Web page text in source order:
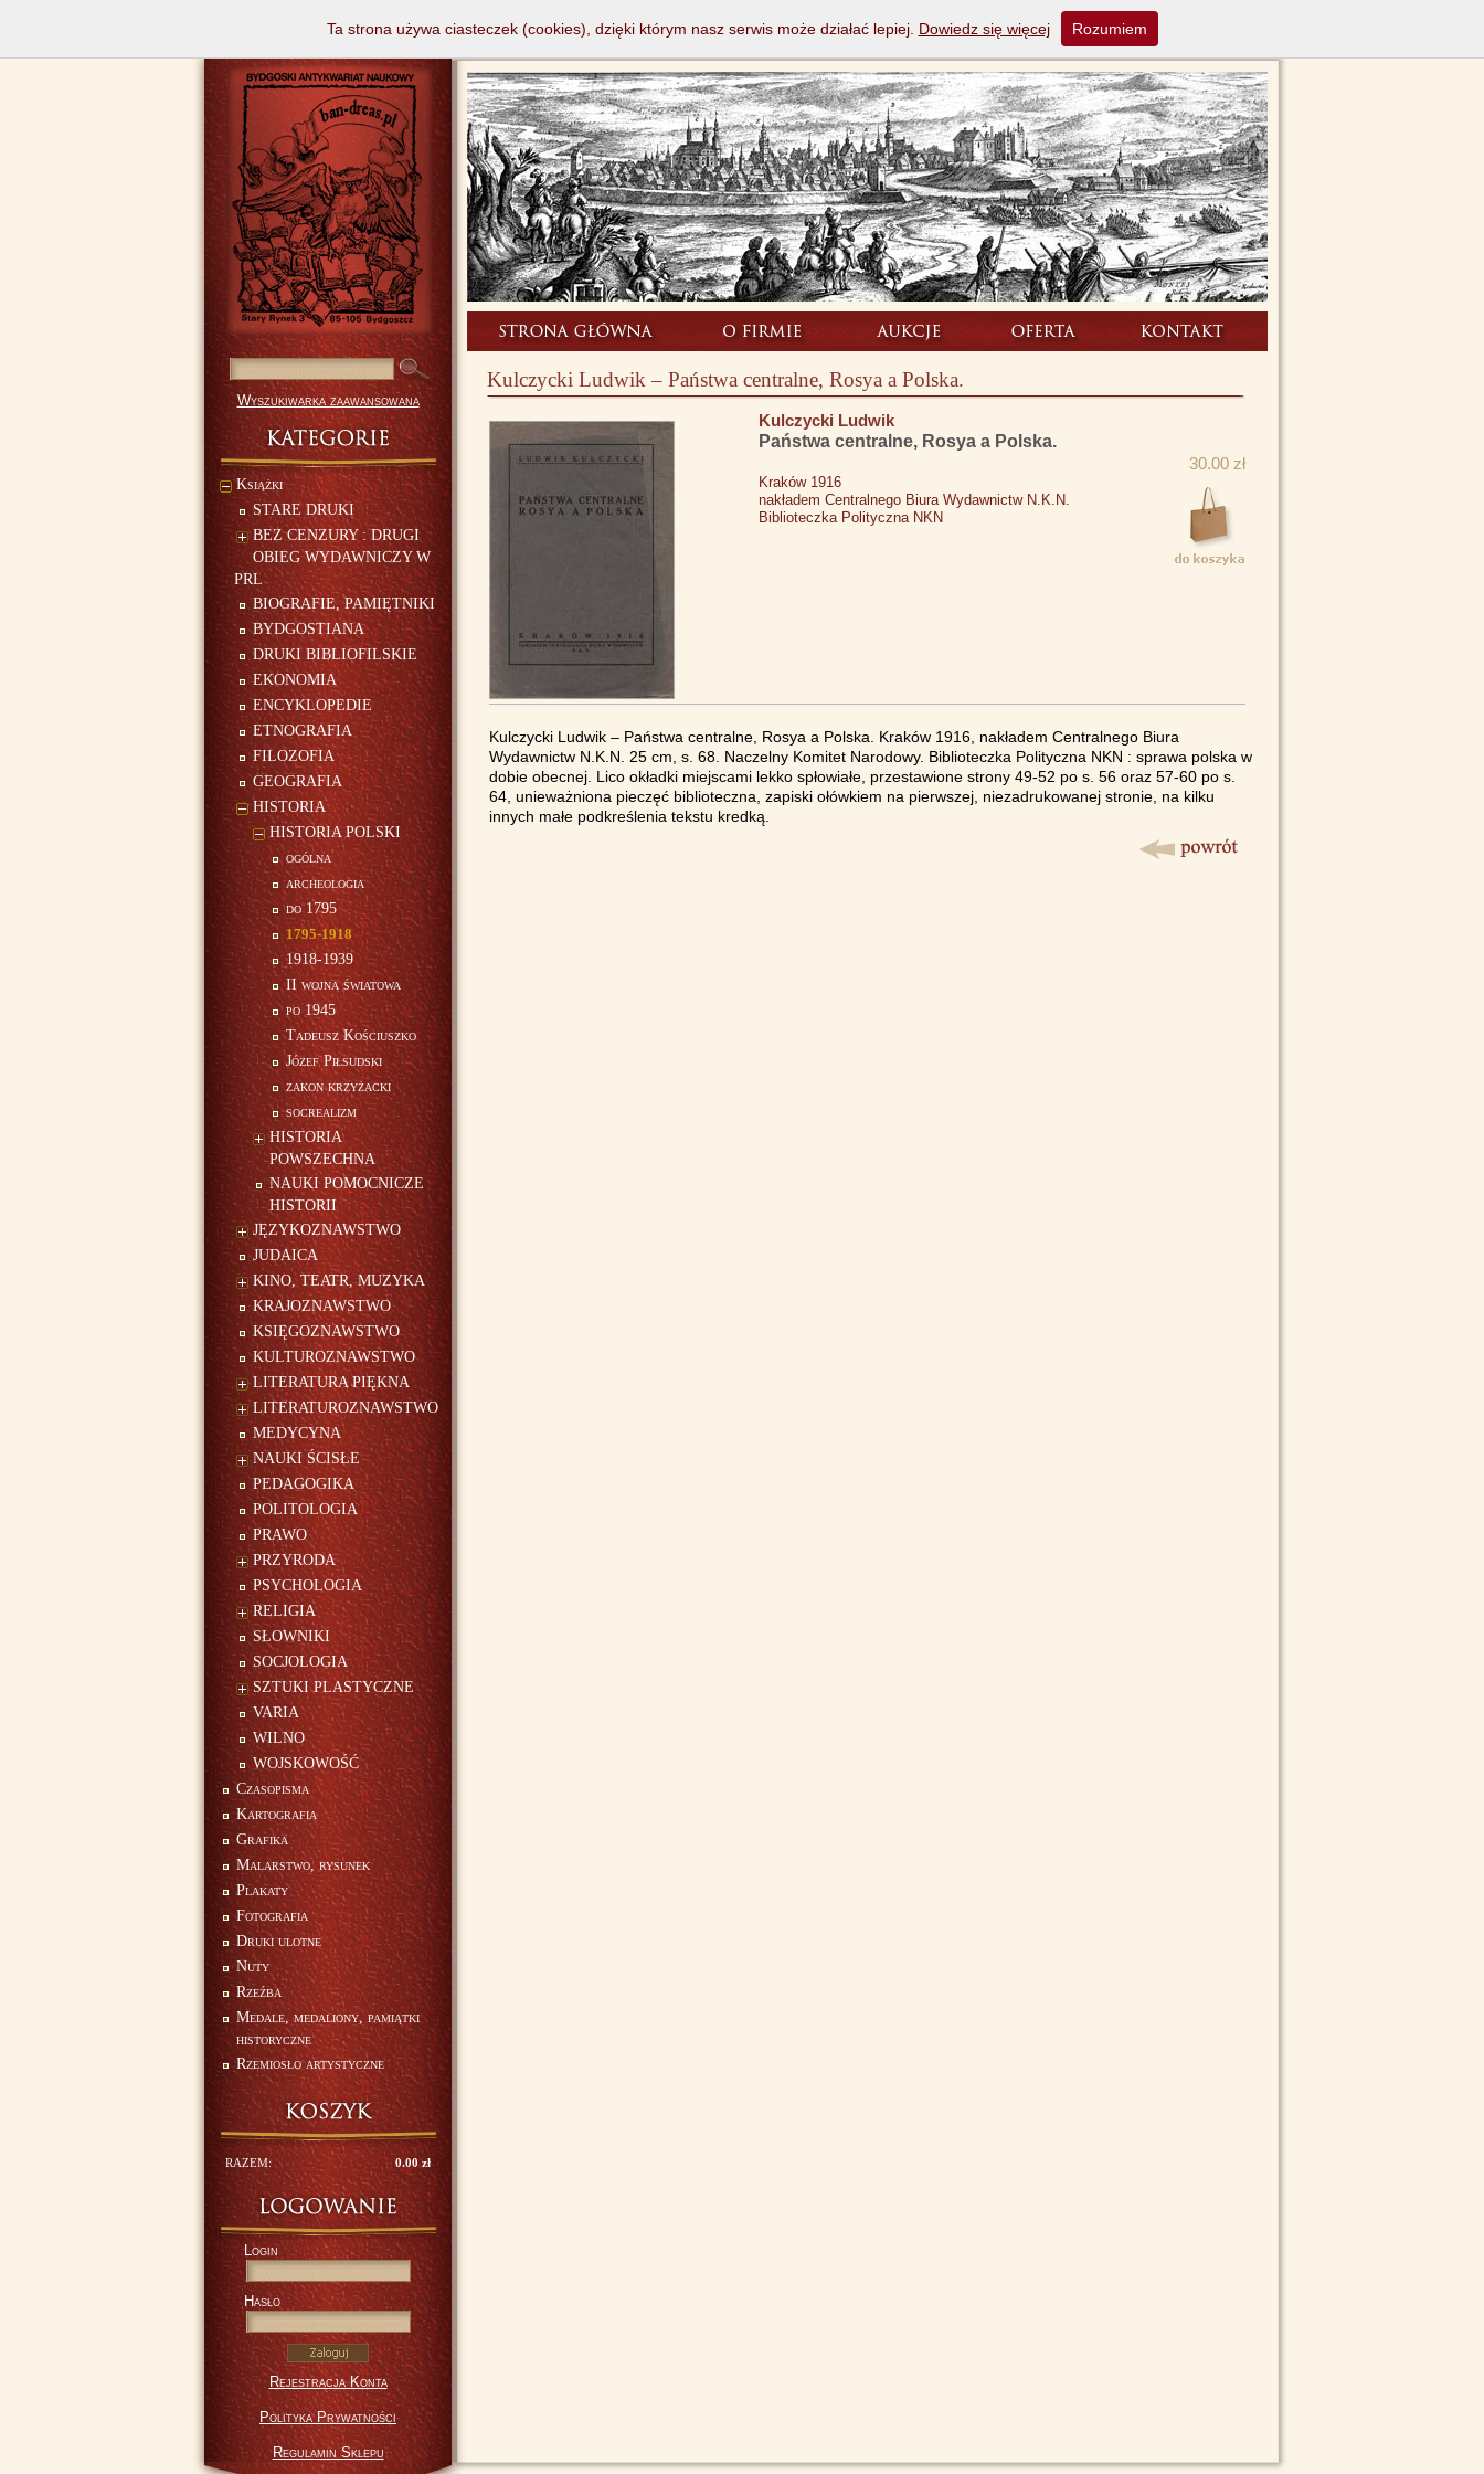
Wyszukiwarka zaawansowana
Książki
STARE DRUKI
BEZ CENZURY : DRUGI
OBIEG WYDAWNICZY W
PRL
BIOGRAFIE, PAMIĘTNIKI
BYDGOSTIANA
DRUKI BIBLIOFILSKIE
EKONOMIA
ENCYKLOPEDIE
ETNOGRAFIA
FILOZOFIA
GEOGRAFIA
HISTORIA
HISTORIA POLSKI
ogólna
archeologia
do 1795
1795-1918
1918-1939
II wojna światowa
po 1945
Tadeusz Kościuszko
Józef Piłsudski
zakon krzyżacki
socrealizm
HISTORIA
POWSZECHNA
NAUKI POMOCNICZE
HISTORII
JĘZYKOZNAWSTWO
JUDAICA
KINO, TEATR, MUZYKA
KRAJOZNAWSTWO
KSIĘGOZNAWSTWO
KULTUROZNAWSTWO
LITERATURA PIĘKNA
LITERATUROZNAWSTWO
MEDYCYNA
NAUKI ŚCISŁE
PEDAGOGIKA
POLITOLOGIA
PRAWO
PRZYRODA
PSYCHOLOGIA
RELIGIA
SŁOWNIKI
SOCJOLOGIA
SZTUKI PLASTYCZNE
VARIA
WILNO
WOJSKOWOŚĆ
Czasopisma
Kartografia
Grafika
Malarstwo, rysunek
Plakaty
Fotografia
Druki ulotne
Nuty
Rzeźba
Medale, medaliony, pamiątki
historyczne
Rzemiosło artystyczne
RAZEM: 0.00 zł
Login
Hasło
Rejestracja Konta
Polityka Prywatności
Regulamin Sklepu
Kulczycki Ludwik – Państwa centralne, Rosya a Polska.
Kulczycki Ludwik
Państwa centralne, Rosya a Polska.
30.00 zł
Kraków 1916
nakładem Centralnego Biura Wydawnictw N.K.N.
Biblioteczka Polityczna NKN
Kulczycki Ludwik – Państwa centralne, Rosya a Polska. Kraków 1916, nakładem Centralnego Biura
Wydawnictw N.K.N. 25 cm, s. 68. Naczelny Komitet Narodowy. Biblioteczka Polityczna NKN : sprawa polska w
dobie obecnej. Lico okładki miejscami lekko spłowiałe, przestawione strony 49-52 po s. 56 oraz 57-60 po s.
64, unieważniona pieczęć biblioteczna, zapiski ołówkiem na pierwszej, niezadrukowanej stronie, na kilku
innych małe podkreślenia tekstu kredką.
Ta strona używa ciasteczek (cookies), dzięki którym nasz serwis może działać lepiej. Dowiedz się więcej Rozumiem